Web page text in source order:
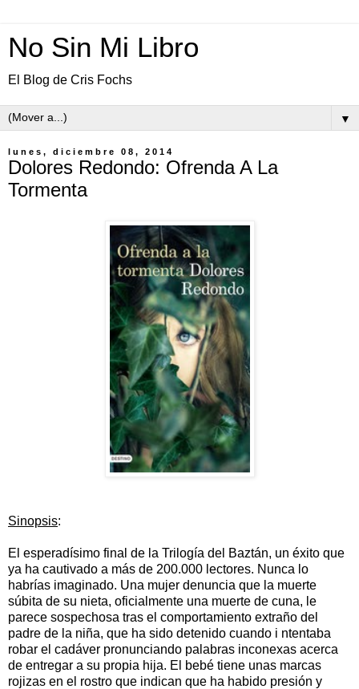
No Sin Mi Libro
El Blog de Cris Fochs
▼
lunes, diciembre 08, 2014
Dolores Redondo: Ofrenda A La
Tormenta
Sinopsis:
El esperadísimo final de la Trilogía del Baztán, un éxito que
ya ha cautivado a más de 200.000 lectores. Nunca lo
habrías imaginado. Una mujer denuncia que la muerte
súbita de su nieta, oficialmente una muerte de cuna, le
parece sospechosa tras el comportamiento extraño del
padre de la niña, que ha sido detenido cuando i ntentaba
robar el cadáver pronunciando palabras inconexas acerca
de entregar a su propia hija. El bebé tiene unas marcas
rojizas en el rostro que indican que ha habido presión y